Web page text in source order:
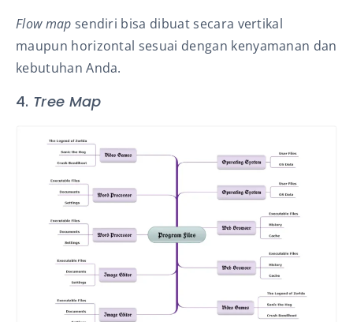
Flow map sendiri bisa dibuat secara vertikal
maupun horizontal sesuai dengan kenyamanan dan
kebutuhan Anda.
4. Tree Map